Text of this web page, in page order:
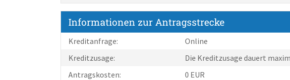
Informationen zur Antragsstrecke
Kreditanfrage:
Online
Kreditzusage:
Die Kreditzusage dauert
Antragskosten:
0 EUR